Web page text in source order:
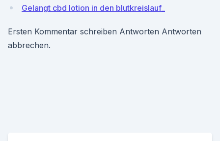
Gelangt cbd lotion in den blutkreislauf_
Ersten Kommentar schreiben Antworten Antworten
abbrechen.